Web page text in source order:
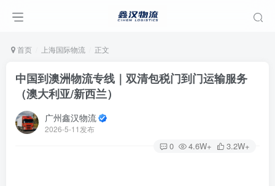
首页 上海国际物流 正文
中国到澳洲物流专线｜双清包税门到门运输服务
（澳大利亚/新西兰）
广州鑫汉物流
2026-5-11发布
0 4.6W+ 3.2W+